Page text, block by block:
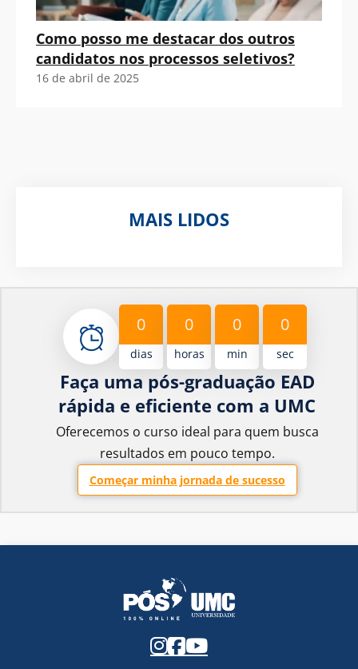
Como posso me destacar dos outros
candidatos nos processos seletivos?
16 de abril de 2025
MAIS LIDOS
0
dias
0
horas
0
min
0
sec
Faça uma pós-graduação EAD
rápida e eficiente com a UMC
Oferecemos o curso ideal para quem busca
resultados em pouco tempo.
Começar minha jornada de sucesso